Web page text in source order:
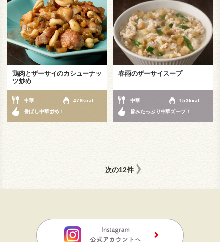
鶏肉とザーサイのカシューナッ
ツ炒め
中華 478kcal
香ばし中華炒め！
春雨のザーサイスープ
中華 153kcal
旨みたっぷり中華ズープ！
次の12件